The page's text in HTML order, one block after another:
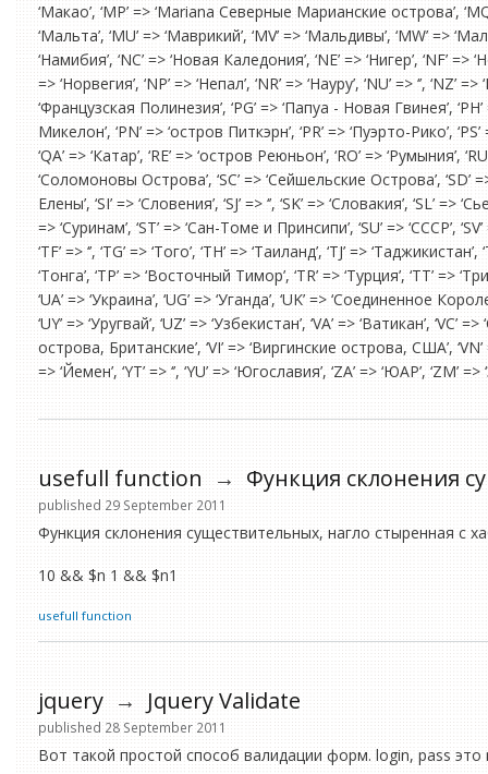
‘Макао’, ‘MP’ => ‘Mariana Северные Марианские острова’,
‘Мальта’, ‘MU’ => ‘Маврикий’, ‘MV’ => ‘Мальдивы’, ‘MW’ =>
‘Намибия’, ‘NC’ => ‘Новая Каледония’, ‘NE’ => ‘Нигер’, ‘NF’ =>
=> ‘Норвегия’, ‘NP’ => ‘Непал’, ‘NR’ => ‘Науру’, ‘NU’ => ‘’, ‘NZ’
‘Французская Полинезия’, ‘PG’ => ‘Папуа - Новая Гвинея’,
Микелон’, ‘PN’ => ‘остров Питкэрн’, ‘PR’ => ‘Пуэрто-Рико’,
‘QA’ => ‘Катар’, ‘RE’ => ‘остров Реюньон’, ‘RO’ => ‘Румыния’,
‘Соломоновы Острова’, ‘SC’ => ‘Сейшельские Острова’, ‘SD’ =>
Елены’, ‘SI’ => ‘Словения’, ‘SJ’ => ‘’, ‘SK’ => ‘Словакия’, ‘SL’ =>
=> ‘Суринам’, ‘ST’ => ‘Сан-Томе и Принсипи’, ‘SU’ => ‘СССР’, ‘SV’
‘TF’ => ‘’, ‘TG’ => ‘Того’, ‘TH’ => ‘Таиланд’, ‘TJ’ =>
‘Тонга’, ‘TP’ => ‘Восточный Тимор’, ‘TR’ => ‘Турция’, ‘TT’ =>
‘UA’ => ‘Украина’, ‘UG’ => ‘Уганда’, ‘UK’ => ‘Соединенное
‘UY’ => ‘Уругвай’, ‘UZ’ => ‘Узбекистан’, ‘VA’ => ‘Ватикан’,
острова, Британские’, ‘VI’ => ‘Виргинские острова, США’, ‘VN’
=> ‘Йемен’, ‘YT’ => ‘’, ‘YU’ => ‘Югославия’, ‘ZA’ => ‘ЮАР’, ‘ZM’
usefull function→ Функция склонения
published 29 September 2011
Функция склонения существительных, нагло стыренная с
10 && $n 1 && $n1
usefull function
jquery→Jquery Validate
published 28 September 2011
Вот такой простой способ валидации форм. login, pass это